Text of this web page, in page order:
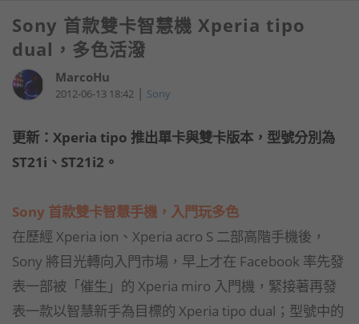
Sony 首款雙卡智慧機 Xperia tipo
dual，多色活潑
MarcoHu
2012-06-13 18:42 | Sony
更新：Xperia tipo 推出單卡與雙卡版本，型號分別為
ST21i、ST21i2。
Sony 首款雙卡智慧手機，入門玩多色
在歷經 Xperia ion、Xperia acro S 二部高階手機後，
Sony 將目光轉向入門市場，早上才在 Facebook 率先發
表一部被「催生」的 Xperia miro 入門機，緊接著再發
表一款以智慧新手為目標的 Xperia tipo dual；型號中的